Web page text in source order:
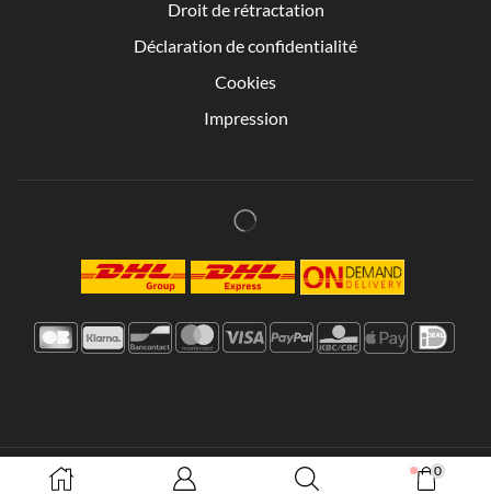
Droit de rétractation
Déclaration de confidentialité
Cookies
Impression
Tous les prix s'entendent TVA comprise. © 2025 - Dermal filler B.V. -
0